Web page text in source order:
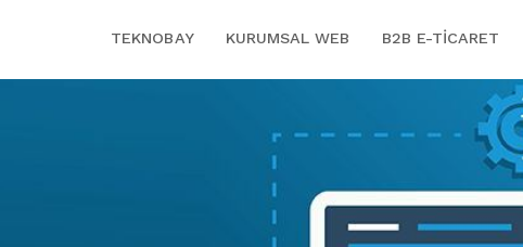
TEKNOBAY KURUMSAL WEB B2B E-TICARET